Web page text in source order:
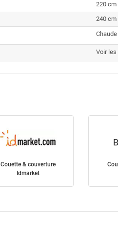
220 cm
240 cm
Voir
Couette & couverture
Idmarket